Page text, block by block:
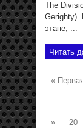
The
Gerighty).
этапе, ...
Читать
« Первая
»
20